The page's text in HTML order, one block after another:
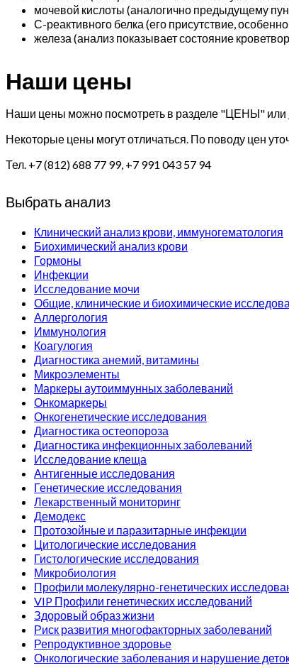
мочевой кислоты (аналогично предыдущему
С-реактивного белка (его присутствие,
железа (анализ показывает состояние
Наши цены
Наши цены можно посмотреть в разделе "ЦЕНЫ" или
Некоторые цены могут отличаться. По поводу цен
Тел. +7 (812) 688 77 99, +7 991 043 57 94
Выбрать анализ
Клинический анализ крови, иммуногематология
Биохимический анализ крови
Гормоны
Инфекции
Исследование мочи
Общие, клинические и биохимические
Аллергология
Иммунология
Коагулогия
Диагностика анемий, витамины
Микроэлементы
Маркеры аутоиммунных заболеваний
Онкомаркеры
Онкогенетические исследования
Диагностика остеопороза
Диагностика инфекционных заболеваний
Исследование клеща
Антигенные исследования
Генетические исследования
Лекарственный мониторинг
Демодекс
Протозойные и паразитарные инфекции
Цитологические исследования
Гистологические исследования
Микробиология
Профили молекулярно-генетических
VIP Профили генетических исследований
Здоровый образ жизни
Риск развития многофакторных заболеваний
Репродуктивное здоровье
Онкологические заболевания и нарушение